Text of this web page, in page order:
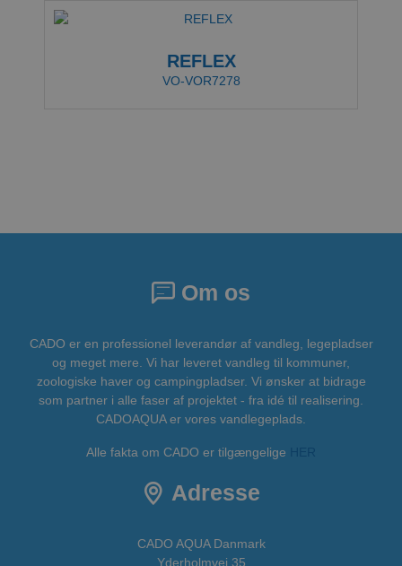
REFLEX
VO-VOR7278
Om os
CADO er en professionel leverandør af vandleg, legepladser
og meget mere. Vi har leveret vandleg til kommuner,
zoologiske haver og campingpladser. Vi ønsker at bidrage
som partner i alle faser af projektet - fra idé til realisering.
CADOAQUA er vores vandlegeplads.
Alle fakta om CADO er tilgængelige
Adresse
CADO AQUA Danmark
Yderholmvej 35